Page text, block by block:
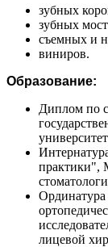
зубных
зубных
съемных и
виниров.
Образование:
Диплом по
практики",
Ординатура
лицевой